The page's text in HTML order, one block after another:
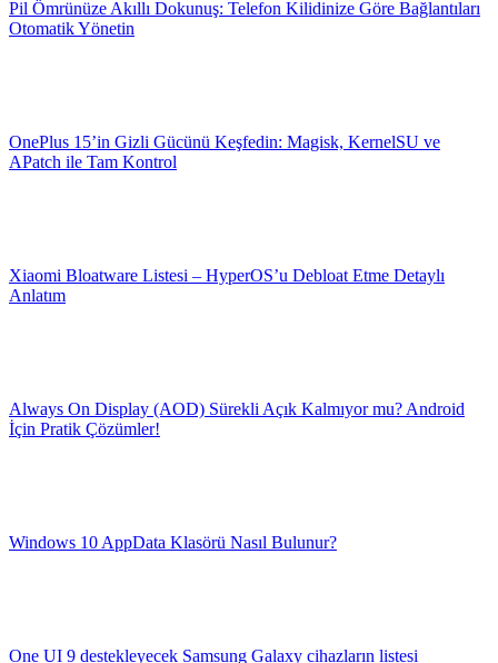
Pil Ömrünüze Akıllı Dokunuş: Telefon Kilidinize Göre Bağlantıları
Otomatik Yönetin
OnePlus 15’in Gizli Gücünü Keşfedin: Magisk, KernelSU ve
APatch ile Tam Kontrol
Xiaomi Bloatware Listesi – HyperOS’u Debloat Etme Detaylı
Anlatım
Always On Display (AOD) Sürekli Açık Kalmıyor mu? Android
İçin Pratik Çözümler!
Windows 10 AppData Klasörü Nasıl Bulunur?
One UI 9 destekleyecek Samsung Galaxy cihazların listesi